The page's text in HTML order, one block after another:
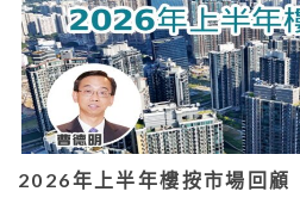
2026年上半年樓按市場回顧